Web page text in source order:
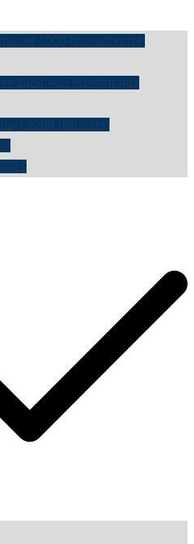
1000 monochrome
1984 von Westen aus
2009 (Brüssel)